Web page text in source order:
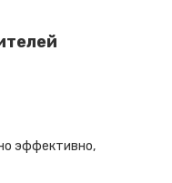
эффективно,